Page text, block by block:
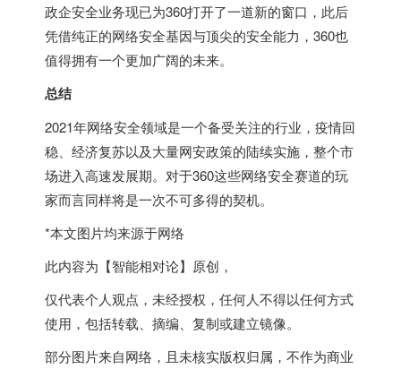
政企安全业务现已为360打开了一道新的窗口，此后
凭借纯正的网络安全基因与顶尖的安全能力，360也
值得拥有一个更加广阔的未来。
总结
2021年网络安全领域是一个备受关注的行业，疫情回
稳、经济复苏以及大量网安政策的陆续实施，整个市
场进入高速发展期。对于360这些网络安全赛道的玩
家而言同样将是一次不可多得的契机。
*本文图片均来源于网络
此内容为【智能相对论】原创，
仅代表个人观点，未经授权，任何人不得以任何方式
使用，包括转载、摘编、复制或建立镜像。
部分图片来自网络，且未核实版权归属，不作为商业